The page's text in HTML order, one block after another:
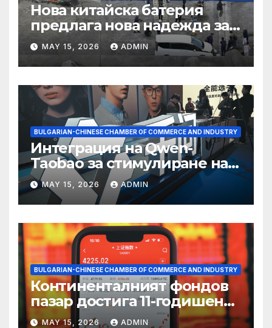
Нова китайска батерия
предлага нова надежда за
съхранение на водород
MAY 15, 2026 ADMIN
BULGARIAN-CHINESE CHAMBER OF COMMERCE AND INDUSTRY
Интеграция на Qwen-
Taobao за стимулиране на
пазаруването 618
MAY 15, 2026 ADMIN
BULGARIAN-CHINESE CHAMBER OF COMMERCE AND INDUSTRY
Континенталният фондов
пазар достига 11-годишен
връх
MAY 15, 2026 ADMIN